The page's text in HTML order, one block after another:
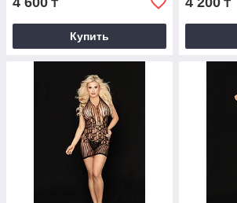
₸
Купить
₸